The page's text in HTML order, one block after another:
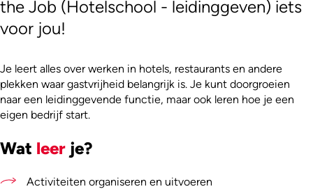
the Job (Hotelschool - leidinggeven) iets
voor jou!
Je leert alles over werken in hotels, restaurants en andere
plekken waar gastvrijheid belangrijk is. Je kunt doorgroeien
naar een leidinggevende functie, maar ook leren hoe je een
eigen bedrijf start.
Wat leer je?
Activiteiten organiseren en uitvoeren